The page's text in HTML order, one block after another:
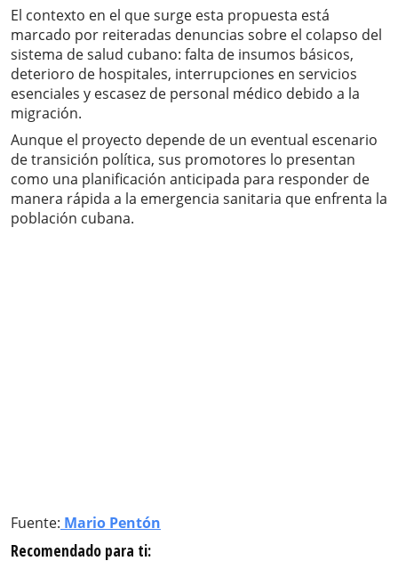
El contexto en el que surge esta propuesta está
marcado por reiteradas denuncias sobre el colapso del
sistema de salud cubano: falta de insumos básicos,
deterioro de hospitales, interrupciones en servicios
esenciales y escasez de personal médico debido a la
migración.
Aunque el proyecto depende de un eventual escenario
de transición política, sus promotores lo presentan
como una planificación anticipada para responder de
manera rápida a la emergencia sanitaria que enfrenta la
población cubana.
Fuente: Mario Pentón
Recomendado para ti: